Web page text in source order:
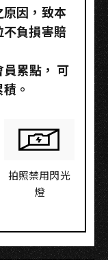
因，致本
負損害賠
累點，​ 可
。
拍照禁用閃光
燈